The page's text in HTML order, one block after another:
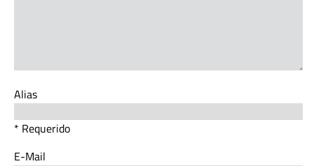
Alias
* Requerido
E-Mail